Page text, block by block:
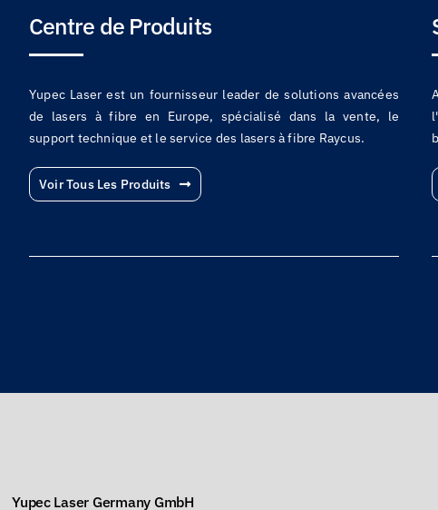
Centre de Produits
Yupec Laser est un fournisseur leader de solutions avancées
de lasers à fibre en Europe, spécialisé dans la vente, le
support technique et le service des lasers à fibre Raycus.
Voir Tous Les Produits
Yupec Laser Germany GmbH